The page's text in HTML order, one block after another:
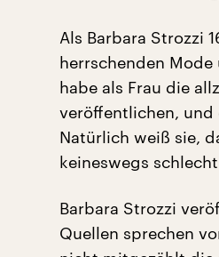
Als Barbara Strozzi
herrschenden
habe als Frau die
veröffentlichen, und
Natürlich weiß sie,
keineswegs
Barbara Strozzi
Quellen sprechen